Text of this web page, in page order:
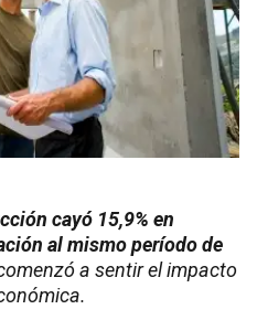
cayó 15,9% en
al mismo período de
a sentir el impacto